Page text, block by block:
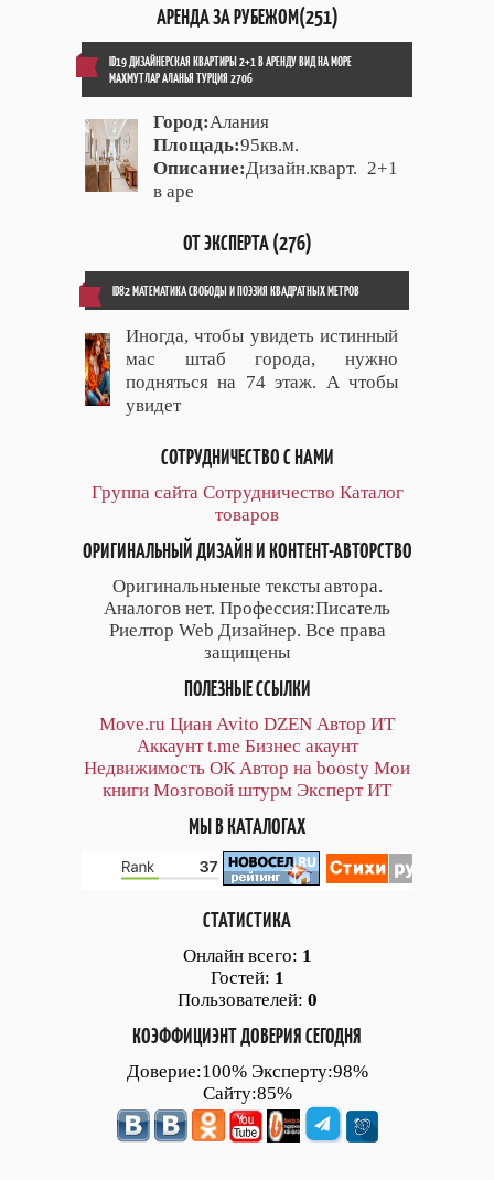
АРЕНДА ЗА РУБЕЖОМ(251)
ID19 ДИЗАЙНЕРСКАЯ КВАРТИРЫ 2+1 В АРЕНДУ ВИД НА МОРЕ
МАХМУТЛАР АЛАНЬЯ ТУРЦИЯ 2706
Город:Алания
Площадь:95кв.м.
Описание:Дизайн.кварт. 2+1
в аре
ОТ ЭКСПЕРТА (276)
ID82 МАТЕМАТИКА СВОБОДЫ И ПОЭЗИЯ КВАДРАТНЫХ МЕТРОВ
Иногда, чтобы увидеть истинный
мас штаб города, нужно
подняться на 74 этаж. А чтобы
увидет
СОТРУДНИЧЕСТВО С НАМИ
Группа сайта Сотрудничество Каталог
товаров
ОРИГИНАЛЬНЫЙ ДИЗАЙН И КОНТЕНТ-АВТОРСТВО
Оригинальныеные тексты автора.
Аналогов нет. Профессия:Писатель
Риелтор Web Дизайнер. Все права
защищены
ПОЛЕЗНЫЕ ССЫЛКИ
Move.ru Циан Avito DZEN Автор ИТ
Аккаунт t.me Бизнес акаунт
Недвижимость ОК Автор на boosty Мои
книги Мозговой штурм Эксперт ИТ
МЫ В КАТАЛОГАХ
СТАТИСТИКА
Онлайн всего: 1
Гостей: 1
Пользователей: 0
КОЭФФИЦИЭНТ ДОВЕРИЯ СЕГОДНЯ
Доверие:100% Эксперту:98%
Сайту:85%